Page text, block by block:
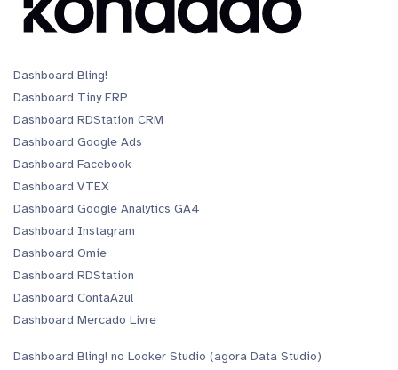
Dashboard Bling!
Dashboard Tiny ERP
Dashboard RDStation CRM
Dashboard Google Ads
Dashboard Facebook
Dashboard VTEX
Dashboard Google Analytics GA4
Dashboard Instagram
Dashboard Omie
Dashboard RDStation
Dashboard ContaAzul
Dashboard Mercado Livre
Dashboard Bling! no Looker Studio (agora Data Studio)